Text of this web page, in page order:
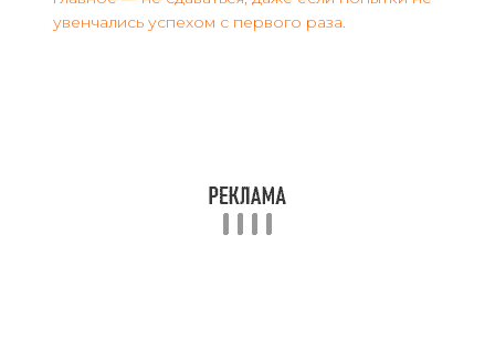
увенчались успехом с первого раза.